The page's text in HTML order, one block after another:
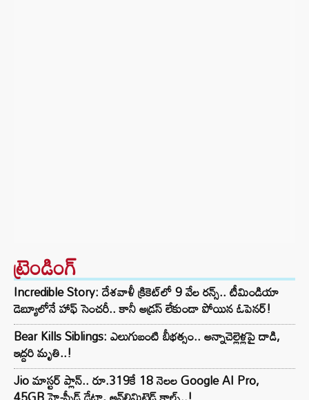
ట్రెండింగ్‌
Incredible Story: దేశవాళీ క్రికెట్‌లో 9 వేల రన్స్.. టీమిండియా
డెబ్యూలోనే హాఫ్ సెంచరీ.. కానీ అడ్రస్ లేకుండా పోయిన ఓపెనర్!
Bear Kills Siblings: ఎలుగుబంటి బీభత్సం.. అన్నాచెల్లెళ్లపై దాడి,
ఇద్దరి మృతి..!
Jio మాస్టర్ ప్లాన్.. రూ.319కే 18 నెలల Google AI Pro,